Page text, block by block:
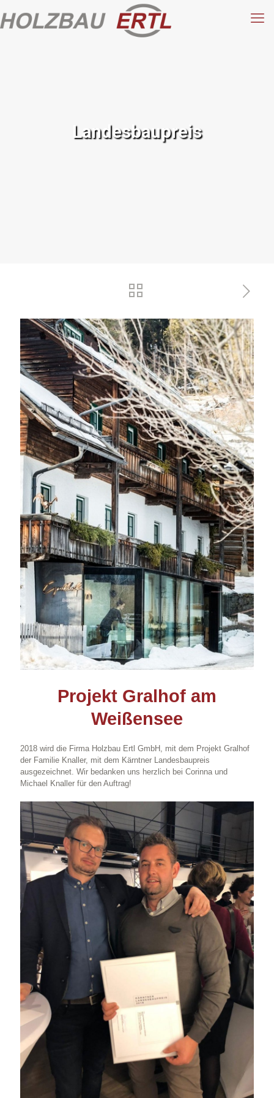
Landesbaupreis
Projekt Gralhof am
Weißensee
2018 wird die Firma Holzbau Ertl GmbH, mit dem Projekt Gralhof
der Familie Knaller, mit dem Kärntner Landesbaupreis
ausgezeichnet. Wir bedanken uns herzlich bei Corinna und
Michael Knaller für den Auftrag!